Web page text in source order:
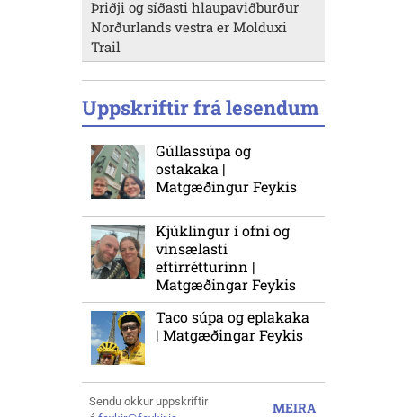
Þriðji og síðasti hlaupaviðburður
Norðurlands vestra er Molduxi
Trail
Uppskriftir frá lesendum
Gúllassúpa og
ostakaka |
Matgæðingur Feykis
Kjúklingur í ofni og
vinsælasti
eftirrétturinn |
Matgæðingar Feykis
Taco súpa og eplakaka
| Matgæðingar Feykis
MEIRA
Sendu okkur uppskriftir